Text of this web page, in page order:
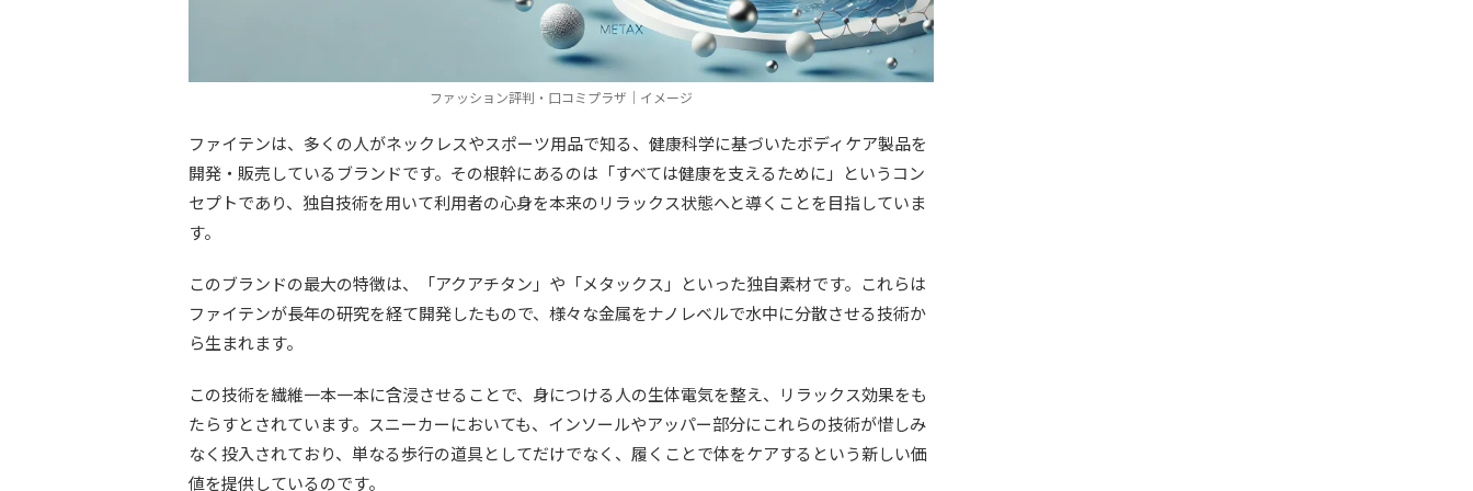
ファッション評判・口コミプラザ｜イメージ
ファイテンは、多くの人がネックレスやスポーツ用品で知る、健康科学に基づいたボディケア製品を
開発・販売しているブランドです。その根幹にあるのは「すべては健康を支えるために」というコン
セプトであり、独自技術を用いて利用者の心身を本来のリラックス状態へと導くことを目指していま
す。
このブランドの最大の特徴は、「アクアチタン」や「メタックス」といった独自素材です。これらは
ファイテンが長年の研究を経て開発したもので、様々な金属をナノレベルで水中に分散させる技術か
ら生まれます。
この技術を繊維一本一本に含浸させることで、身につける人の生体電気を整え、リラックス効果をも
たらすとされています。スニーカーにおいても、インソールやアッパー部分にこれらの技術が惜しみ
なく投入されており、単なる歩行の道具としてだけでなく、履くことで体をケアするという新しい価
値を提供しているのです。